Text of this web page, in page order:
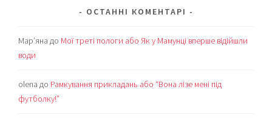
ОСТАННІ КОМЕНТАРІ
Мар’яна до Мої треті пологи або Як у Мамунці вперше відійшли
води
olena до Рамкування прикладань або “Вона лізе мені під
футболку!”